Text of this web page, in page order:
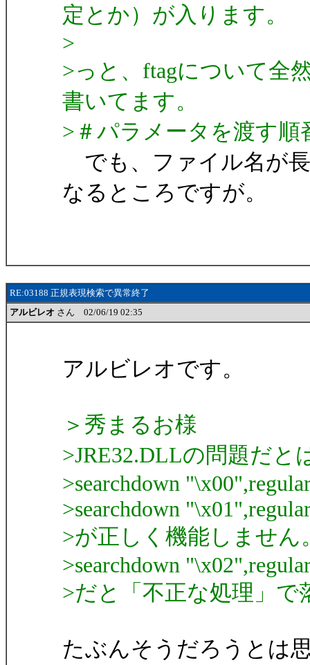
定とか）が入ります。
>
>っと、ftagについて全
書いてます。
>＃パラメータを渡す
でも、ファイル名が
なるところですが。
RE:03188 正規表現検索で異常終了
アルビレオ さん 02/06/19 02:35
アルビレオです。
＞秀まるお様
>JRE32.DLLの問題だと
>searchdown
>searchdown
>が正しく機能しません
>searchdown
>だと「不正な処理」
たぶんそうだろうとは